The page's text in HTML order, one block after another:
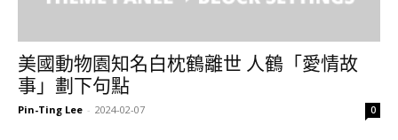
美國動物園知名白枕鶴離世 人鶴「愛情故
事」劃下句點
Pin-Ting Lee - 2024-02-07 0